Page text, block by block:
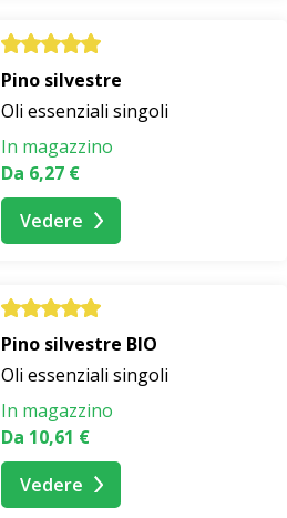
Pino silvestre
Oli essenziali singoli
In magazzino
Da 6,27 €
Vedere
Pino silvestre BIO
Oli essenziali singoli
In magazzino
Da 10,61 €
Vedere